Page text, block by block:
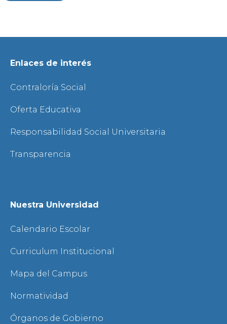
Enlaces de interés
Contraloría Social
Oferta Educativa
Responsabilidad Social Universitaria
Transparencia
Nuestra Universidad
Calendario Escolar
Curriculum Institucional
Mapa del Campus
Normatividad
Órganos de Gobierno